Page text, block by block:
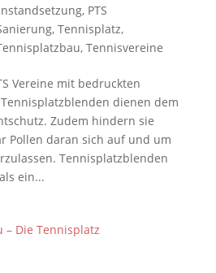
, PTS
, Tennisplatz,
, Tennisvereine
Vereine mit bedruckten
dienen dem
Zudem hindern sie
Pollen daran sich auf und um
Tennisplatzblenden
ein...